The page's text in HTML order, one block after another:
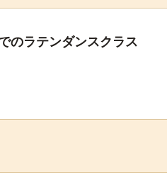
ラテンダンスクラス